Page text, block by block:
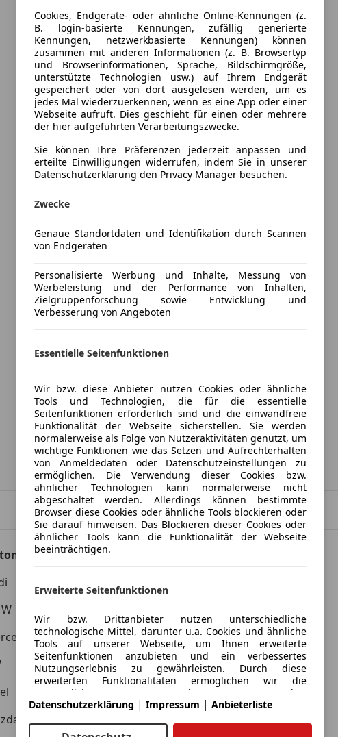
Niederösterreich
Oberösterreich
Salzburg
Cookies, Endgeräte- oder ähnliche Online-Kennungen (z.
B. login-basierte Kennungen, zufällig generierte
Kennungen, netzwerkbasierte Kennungen) können
zusammen mit anderen Informationen (z. B. Browsertyp
und Browserinformationen, Sprache, Bildschirmgröße,
unterstützte Technologien usw.) auf Ihrem Endgerät
gespeichert oder von dort ausgelesen werden, um es
jedes Mal wiederzuerkennen, wenn es eine App oder einer
Webseite aufruft. Dies geschieht für einen oder mehrere
der hier aufgeführten Verarbeitungszwecke.
Sie können Ihre Präferenzen jederzeit anpassen und
erteilte Einwilligungen widerrufen, indem Sie in unserer
Datenschutzerklärung den Privacy Manager besuchen.
Zwecke
Genaue Standortdaten und Identifikation durch Scannen
von Endgeräten
Personalisierte Werbung und Inhalte, Messung von
Werbeleistung und der Performance von Inhalten,
Zielgruppenforschung sowie Entwicklung und
Verbesserung von Angeboten
Essentielle Seitenfunktionen
Wir bzw. diese Anbieter nutzen Cookies oder ähnliche
Tools und Technologien, die für die essentielle
Seitenfunktionen erforderlich sind und die einwandfreie
Funktionalität der Webseite sicherstellen. Sie werden
normalerweise als Folge von Nutzeraktivitäten genutzt, um
wichtige Funktionen wie das Setzen und Aufrechterhalten
von Anmeldedaten oder Datenschutzeinstellungen zu
ermöglichen. Die Verwendung dieser Cookies bzw.
ähnlicher Technologien kann normalerweise nicht
abgeschaltet werden. Allerdings können bestimmte
Browser diese Cookies oder ähnliche Tools blockieren oder
Sie darauf hinweisen. Das Blockieren dieser Cookies oder
ähnlicher Tools kann die Funktionalität der Webseite
beeinträchtigen.
Erweiterte Seitenfunktionen
Wir bzw. Drittanbieter nutzen unterschiedliche
technologische Mittel, darunter u.a. Cookies und ähnliche
Tools auf unserer Webseite, um Ihnen erweiterte
Seitenfunktionen anzubieten und ein verbessertes
Nutzungserlebnis zu gewährleisten. Durch diese
erweiterten Funktionalitäten ermöglichen wir die
Personalisierung unseres Angebotes - etwa, um Ihre
Suchvorgänge bei einem späteren Besuch fortzusetzen,
oder personalisierte Werbung und Nachrichten
Datenschutzerklärung | Impressum | Anbieterliste